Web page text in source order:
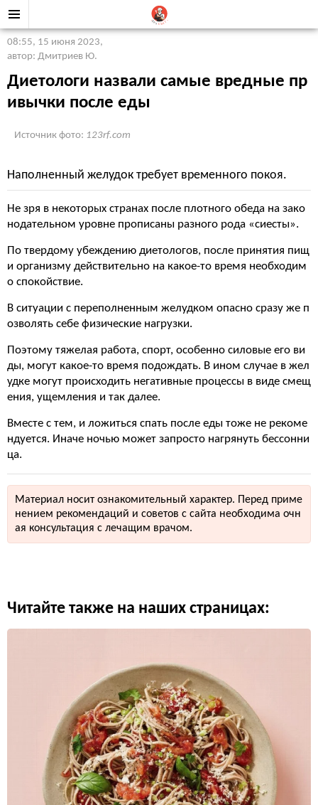
08:55, 15 июня 2023,
автор: Дмитриев Ю.
Диетологи назвали самые вредные пр
ивычки после еды
Источник фото: 123rf.com
Наполненный желудок требует временного покоя.
Не зря в некоторых странах после плотного обеда на зако
нодательном уровне прописаны разного рода «сиесты».
По твердому убеждению диетологов, после принятия пищ
и организму действительно на какое-то время необходим
о спокойствие.
В ситуации с переполненным желудком опасно сразу же п
озволять себе физические нагрузки.
Поэтому тяжелая работа, спорт, особенно силовые его ви
ды, могут какое-то время подождать. В ином случае в жел
удке могут происходить негативные процессы в виде смещ
ения, ущемления и так далее.
Вместе с тем, и ложиться спать после еды тоже не рекоме
ндуется. Иначе ночью может запросто нагрянуть бессонни
ца.
Материал носит ознакомительный характер. Перед приме
нением рекомендаций и советов с сайта необходима очн
ая консультация с лечащим врачом.
Читайте также на наших страницах: